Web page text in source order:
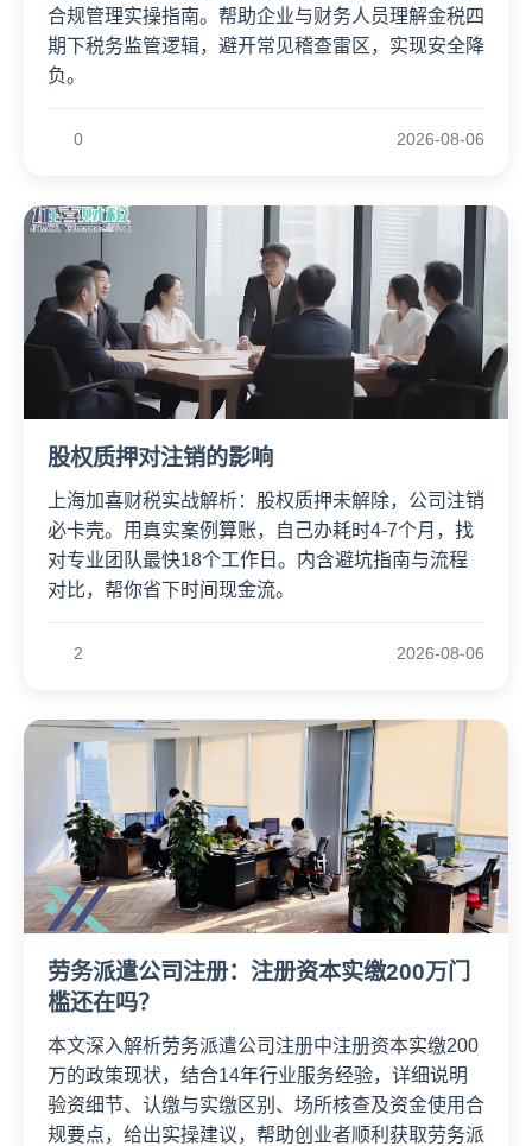
合规管理实操指南。帮助企业与财务人员理解金税四
期下税务监管逻辑，避开常见稽查雷区，实现安全降
负。
0 2026-08-06
股权质押对注销的影响
上海加喜财税实战解析：股权质押未解除，公司注销
必卡壳。用真实案例算账，自己办耗时4-7个月，找
对专业团队最快18个工作日。内含避坑指南与流程
对比，帮你省下时间现金流。
2 2026-08-06
劳务派遣公司注册：注册资本实缴200万门
槛还在吗？
本文深入解析劳务派遣公司注册中注册资本实缴200
万的政策现状，结合14年行业服务经验，详细说明
验资细节、认缴与实缴区别、场所核查及资金使用合
规要点，给出实操建议，帮助创业者顺利获取劳务派